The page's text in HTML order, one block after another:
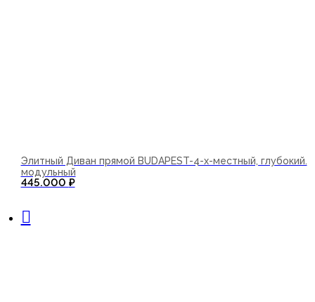
Элитный Диван прямой BUDAPEST-4-х-местный, глубокий.
модульный
445.000 ₽